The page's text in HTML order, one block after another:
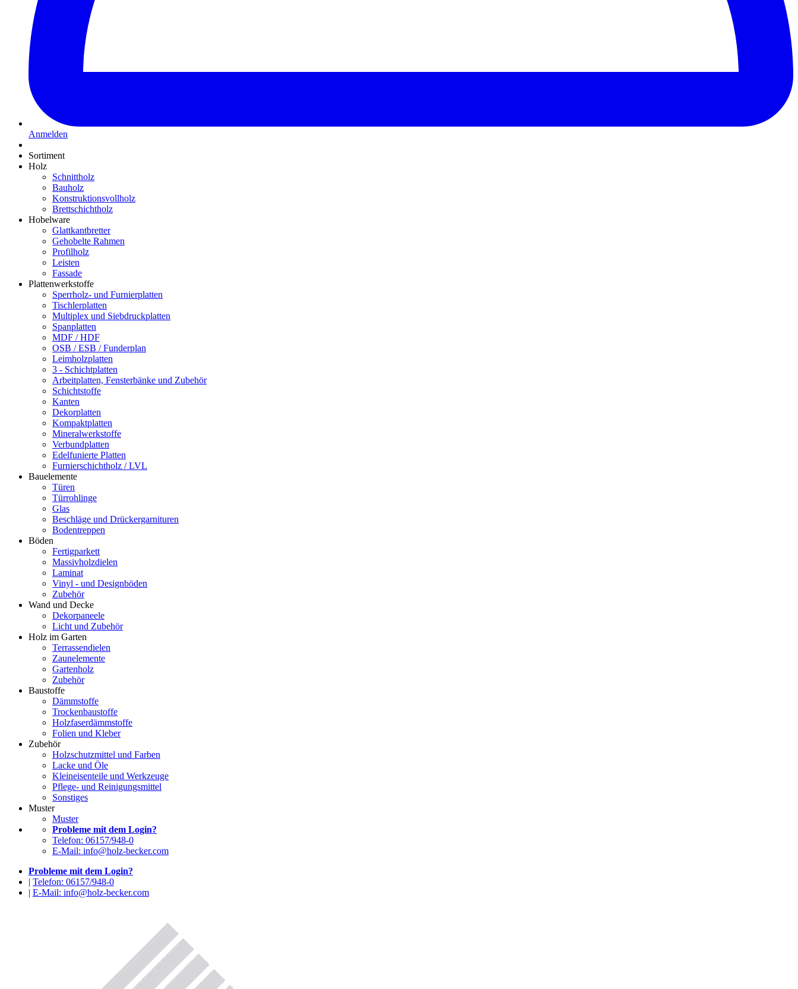
Anmelden
Sortiment
Holz
Schnittholz
Bauholz
Konstruktionsvollholz
Brettschichtholz
Hobelware
Glattkantbretter
Gehobelte Rahmen
Profilholz
Leisten
Fassade
Plattenwerkstoffe
Sperrholz- und Furnierplatten
Tischlerplatten
Multiplex und Siebdruckplatten
Spanplatten
MDF / HDF
OSB / ESB / Funderplan
Leimholzplatten
3 - Schichtplatten
Arbeitplatten, Fensterbänke und Zubehör
Schichtstoffe
Kanten
Dekorplatten
Kompaktplatten
Mineralwerkstoffe
Verbundplatten
Edelfunierte Platten
Furnierschichtholz / LVL
Bauelemente
Türen
Türrohlinge
Glas
Beschläge und Drückergarnituren
Bodentreppen
Böden
Fertigparkett
Massivholzdielen
Laminat
Vinyl - und Designböden
Zubehör
Wand und Decke
Dekorpaneele
Licht und Zubehör
Holz im Garten
Terrassendielen
Zaunelemente
Gartenholz
Zubehör
Baustoffe
Dämmstoffe
Trockenbaustoffe
Holzfaserdämmstoffe
Folien und Kleber
Zubehör
Holzschutzmittel und Farben
Lacke und Öle
Kleineisenteile und Werkzeuge
Pflege- und Reinigungsmittel
Sonstiges
Muster
Muster
Probleme mit dem Login?
Telefon: 06157/948-0
E-Mail: info@holz-becker.com
Probleme mit dem Login?
| Telefon: 06157/948-0
| E-Mail: info@holz-becker.com